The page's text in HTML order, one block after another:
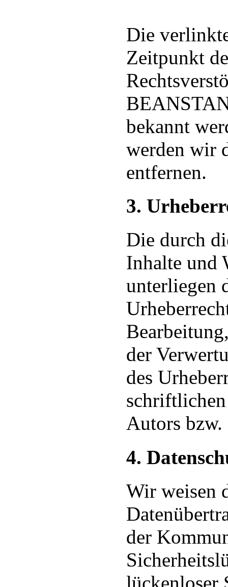
Die
Zeitpunkt
bekannt
werden wir
entfernen.
3.
Die durch
Inhalte und
unterliegen
der
des
Autors
4.
Wir weisen
der